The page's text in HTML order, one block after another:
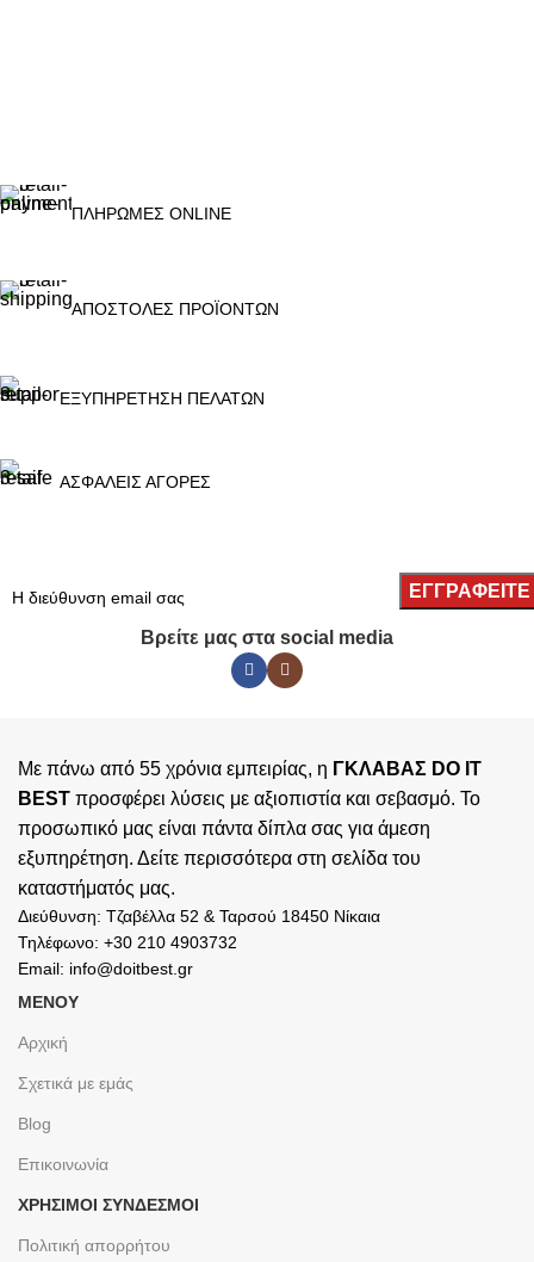
ΠΛΗΡΩΜΕΣ ONLINE
ΑΠΟΣΤΟΛΕΣ ΠΡΟΪΟΝΤΩΝ
ΕΞΥΠΗΡΕΤΗΣΗ ΠΕΛΑΤΩΝ
ΑΣΦΑΛΕΙΣ ΑΓΟΡΕΣ
Βρείτε μας στα social media
Με πάνω από 55 χρόνια εμπειρίας, η ΓΚΛΑΒΑΣ DO IT
BEST προσφέρει λύσεις με αξιοπιστία και σεβασμό. Το
προσωπικό μας είναι πάντα δίπλα σας για άμεση
εξυπηρέτηση. Δείτε περισσότερα στη σελίδα του
καταστήματός μας.
Διεύθυνση: Τζαβέλλα 52 & Ταρσού 18450 Νίκαια
Τηλέφωνο: +30 210 4903732
Email: info@doitbest.gr
ΜΕΝΟΥ
Αρχική
Σχετικά με εμάς
Blog
Επικοινωνία
ΧΡΉΣΙΜΟΙ ΣΎΝΔΕΣΜΟΙ
Πολιτική απορρήτου